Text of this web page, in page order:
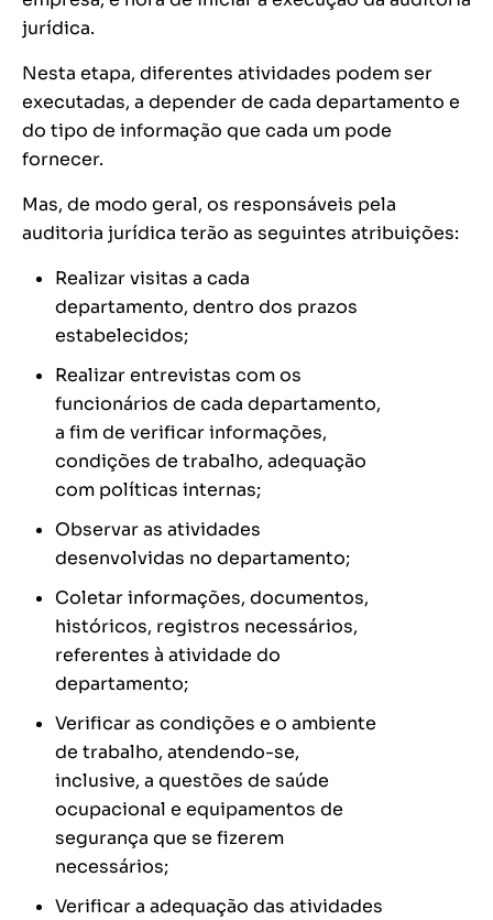
jurídica.
Nesta etapa, diferentes atividades podem ser
executadas, a depender de cada departamento e
do tipo de informação que cada um pode
fornecer.
Mas, de modo geral, os responsáveis pela
auditoria jurídica terão as seguintes atribuições:
Realizar visitas a cada
departamento, dentro dos prazos
estabelecidos;
Realizar entrevistas com os
funcionários de cada departamento,
a fim de verificar informações,
condições de trabalho, adequação
com políticas internas;
Observar as atividades
desenvolvidas no departamento;
Coletar informações, documentos,
históricos, registros necessários,
referentes à atividade do
departamento;
Verificar as condições e o ambiente
de trabalho, atendendo-se,
inclusive, a questões de saúde
ocupacional e equipamentos de
segurança que se fizerem
necessários;
Verificar a adequação das atividades